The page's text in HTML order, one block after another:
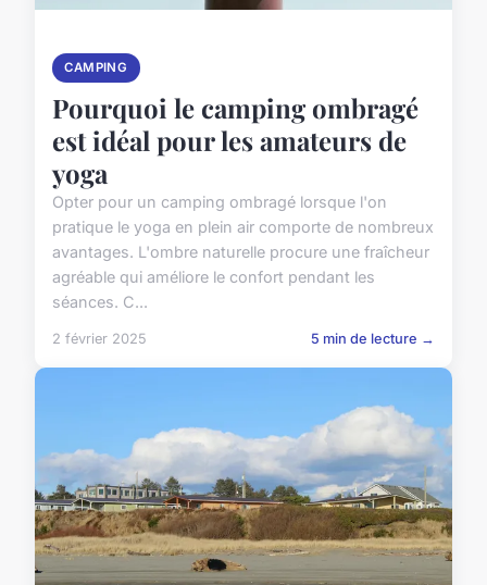
CAMPING
Pourquoi le camping ombragé
est idéal pour les amateurs de
yoga
Opter pour un camping ombragé lorsque l'on
pratique le yoga en plein air comporte de nombreux
avantages. L'ombre naturelle procure une fraîcheur
agréable qui améliore le confort pendant les
séances. C...
2 février 2025 5 min de lecture →